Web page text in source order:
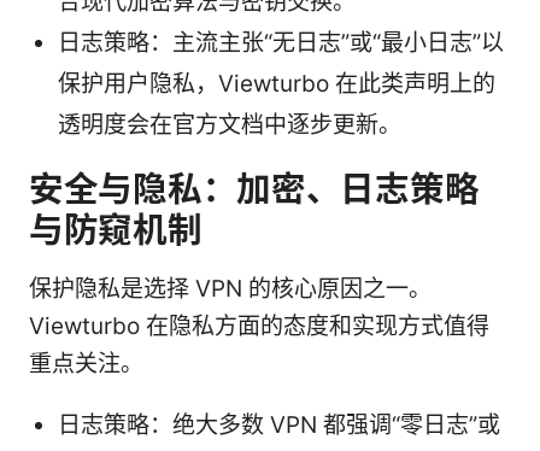
日志策略：主流主张“无日志”或“最小日志”以
保护用户隐私，Viewturbo 在此类声明上的
透明度会在官方文档中逐步更新。
安全与隐私：加密、日志策略
与防窥机制
保护隐私是选择 VPN 的核心原因之一。
Viewturbo 在隐私方面的态度和实现方式值得
重点关注。
日志策略：绝大多数 VPN 都强调“零日志”或